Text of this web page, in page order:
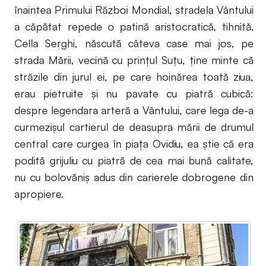
înaintea Primului Război Mondial, stradela Vântului
a căpătat repede o patină aristocratică, tihnită.
Cella Serghi, născută câteva case mai jos, pe
strada Mării, vecină cu prinţul Suţu, ţine minte că
străzile din jurul ei, pe care hoinărea toată ziua,
erau pietruite şi nu pavate cu piatră cubică:
despre legendara arteră a Vântului, care lega de-a
curmezişul cartierul de deasupra mării de drumul
central care curgea în piaţa Ovidiu, ea ştie că era
podită grijuliu cu piatră de cea mai bună calitate,
nu cu bolovăniş adus din carierele dobrogene din
apropiere.